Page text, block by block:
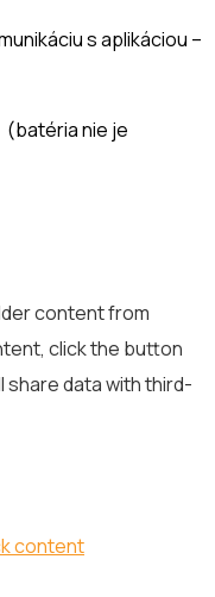
s aplikáciou –
(batéria nie je
content from
click the button
share data with third-
content